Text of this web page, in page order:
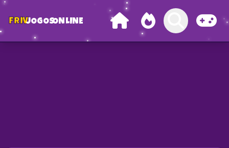
FRIVJOGOSONLINE